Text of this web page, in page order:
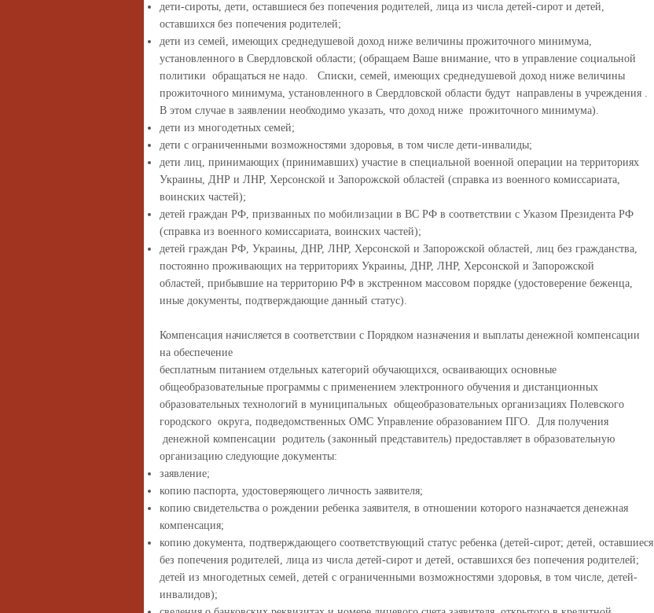
дети-сироты, дети, оставшиеся без попечения родителей, лица из числа детей-сирот и детей,
оставшихся без попечения родителей;
дети из семей, имеющих среднедушевой доход ниже величины прожиточного минимума,
установленного в Свердловской области; (обращаем Ваше внимание, что в управление социальной
политики обращаться не надо. Списки, семей, имеющих среднедушевой доход ниже величины
прожиточного минимума, установленного в Свердловской области будут направлены в учреждения .
В этом случае в заявлении необходимо указать, что доход ниже прожиточного минимума).
дети из многодетных семей;
дети с ограниченными возможностями здоровья, в том числе дети-инвалиды;
дети лиц, принимающих (принимавших) участие в специальной военной операции на территориях
Украины, ДНР и ЛНР, Херсонской и Запорожской областей (справка из военного комиссариата,
воинских частей);
детей граждан РФ, призванных по мобилизации в ВС РФ в соответствии с Указом Президента РФ
(справка из военного комиссариата, воинских частей);
детей граждан РФ, Украины, ДНР, ЛНР, Херсонской и Запорожской областей, лиц без гражданства,
постоянно проживающих на территориях Украины, ДНР, ЛНР, Херсонской и Запорожской
областей, прибывшие на территорию РФ в экстренном массовом порядке (удостоверение беженца,
иные документы, подтверждающие данный статус).
Компенсация начисляется в соответствии с Порядком назначения и выплаты денежной компенсации
на обеспечение
бесплатным питанием отдельных категорий обучающихся, осваивающих основные
общеобразовательные программы с применением электронного обучения и дистанционных
образовательных технологий в муниципальных общеобразовательных организациях Полевского
городского округа, подведомственных ОМС Управление образованием ПГО. Для получения
денежной компенсации родитель (законный представитель) предоставляет в образовательную
организацию следующие документы:
заявление;
копию паспорта, удостоверяющего личность заявителя;
копию свидетельства о рождении ребенка заявителя, в отношении которого назначается денежная
компенсация;
копию документа, подтверждающего соответствующий статус ребенка (детей-сирот; детей, оставшиеся
без попечения родителей, лица из числа детей-сирот и детей, оставшихся без попечения родителей;
детей из многодетных семей, детей с ограниченными возможностями здоровья, в том числе, детей-
инвалидов);